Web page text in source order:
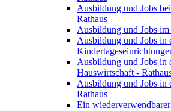
Ausbildung und Jobs
Rathaus
Ausbildung und Jobs
Ausbildung und Jobs in
Ausbildung und Jobs in
Hauswirtschaft -
Ausbildung und Jobs in
Rathaus
Ein